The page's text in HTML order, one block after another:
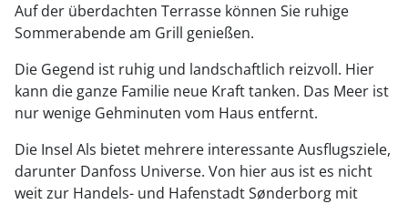
Auf der überdachten Terrasse können Sie ruhige
Sommerabende am Grill genießen.
Die Gegend ist ruhig und landschaftlich reizvoll. Hier
kann die ganze Familie neue Kraft tanken. Das Meer ist
nur wenige Gehminuten vom Haus entfernt.
Die Insel Als bietet mehrere interessante Ausflugsziele,
darunter Danfoss Universe. Von hier aus ist es nicht
weit zur Handels- und Hafenstadt Sønderborg mit